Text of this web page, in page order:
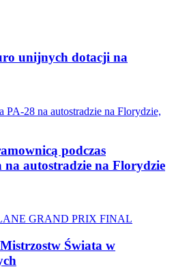
unijnych dotacji na
podczas
autostradzie na Florydzie
Świata w